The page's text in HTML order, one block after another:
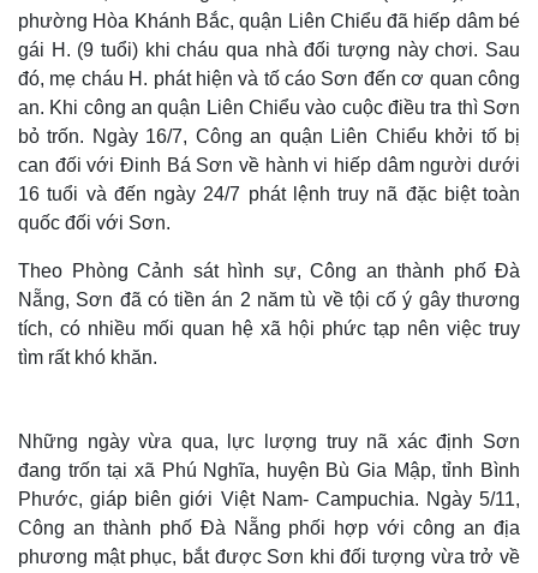
Thế giới
Multimedia
phường Hòa Khánh Bắc, quận Liên Chiểu đã hiếp dâm bé
gái H. (9 tuổi) khi cháu qua nhà đối tượng này chơi. Sau
đó, mẹ cháu H. phát hiện và tố cáo Sơn đến cơ quan công
an. Khi công an quận Liên Chiểu vào cuộc điều tra thì Sơn
bỏ trốn. Ngày 16/7, Công an quận Liên Chiểu khởi tố bị
can đối với Đinh Bá Sơn về hành vi hiếp dâm người dưới
16 tuổi và đến ngày 24/7 phát lệnh truy nã đặc biệt toàn
quốc đối với Sơn.
Theo Phòng Cảnh sát hình sự, Công an thành phố Đà
Nẵng, Sơn đã có tiền án 2 năm tù về tội cố ý gây thương
tích, có nhiều mối quan hệ xã hội phức tạp nên việc truy
tìm rất khó khăn.
Những ngày vừa qua, lực lượng truy nã xác định Sơn
đang trốn tại xã Phú Nghĩa, huyện Bù Gia Mập, tỉnh Bình
Phước, giáp biên giới Việt Nam- Campuchia. Ngày 5/11,
Công an thành phố Đà Nẵng phối hợp với công an địa
phương mật phục, bắt được Sơn khi đối tượng vừa trở về